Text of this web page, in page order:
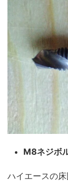
M8ネジボ
ハイエースの